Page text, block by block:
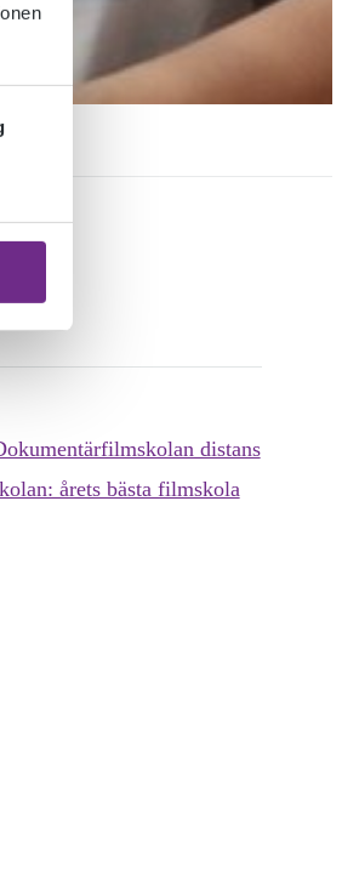
distans
årets bästa filmskola